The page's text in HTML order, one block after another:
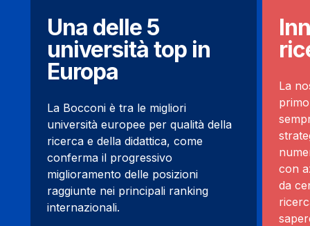
Una delle 5
università top in
Europa
La Bocconi è tra le migliori
università europee per qualità della
ricerca e della didattica, come
conferma il progressivo
miglioramento delle posizioni
raggiunte nei principali ranking
internazionali.
La
con
da